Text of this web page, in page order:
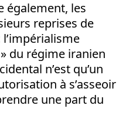
également, les
reprises de
du régime iranien
n’est qu’un
à s’asseoir
une part du